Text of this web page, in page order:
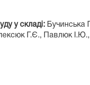
у складі: Бучинська
Г.Є., Павлюк І.Ю.,